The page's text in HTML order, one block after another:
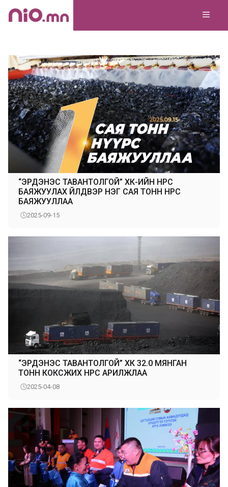
Skip
“ЭРДЭНЭС ТАВАНТОЛГОЙ” ХК-ИЙН НҮҮРС
БАЯЖУУЛАХ ҮЙЛДВЭР НЭГ САЯ ТОНН НҮҮРС
БАЯЖУУЛЛАА
2025-09-15
“ЭРДЭНЭС ТАВАНТОЛГОЙ” ХК 32.0 МЯНГАН
ТОНН КОКСЖИХ НҮҮРС АРИЛЖЛАА
2025-04-08